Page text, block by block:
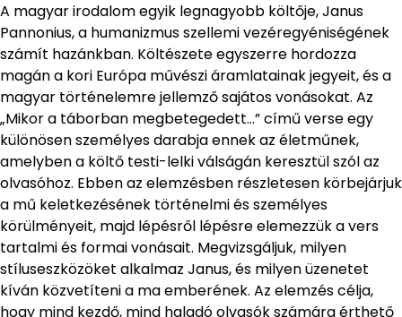
A magyar irodalom egyik legnagyobb költője, Janus
Pannonius, a humanizmus szellemi vezéregyéniségének
számít hazánkban. Költészete egyszerre hordozza
magán a kori Európa művészi áramlatainak jegyeit, és a
magyar történelemre jellemző sajátos vonásokat. Az
„Mikor a táborban megbetegedett…” című verse egy
különösen személyes darabja ennek az életműnek,
amelyben a költő testi-lelki válságán keresztül szól az
olvasóhoz. Ebben az elemzésben részletesen körbejárjuk
a mű keletkezésének történelmi és személyes
körülményeit, majd lépésről lépésre elemezzük a vers
tartalmi és formai vonásait. Megvizsgáljuk, milyen
stíluseszközöket alkalmaz Janus, és milyen üzenetet
kíván közvetíteni a ma emberének. Az elemzés célja,
hogy mind kezdő, mind haladó olvasók számára érthető